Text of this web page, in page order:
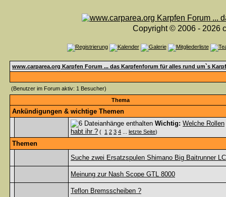
Copyright © 2006 - 2026
www.carparea.org Karpfen Forum ... das Karpfenforum für alles rund um`s
(Benutzer im Forum aktiv: 1 Besucher)
Thema
Ankündigungen & wichtige Themen
Wichtig: Welche Rollen
habt ihr ? ( 1 2 3 4 letzte Seite)
Themen
Suche zwei Ersatzspulen Shimano Big Baitrunner LC
Meinung zur Nash Scope GTL 8000
Teflon Bremsscheiben ?